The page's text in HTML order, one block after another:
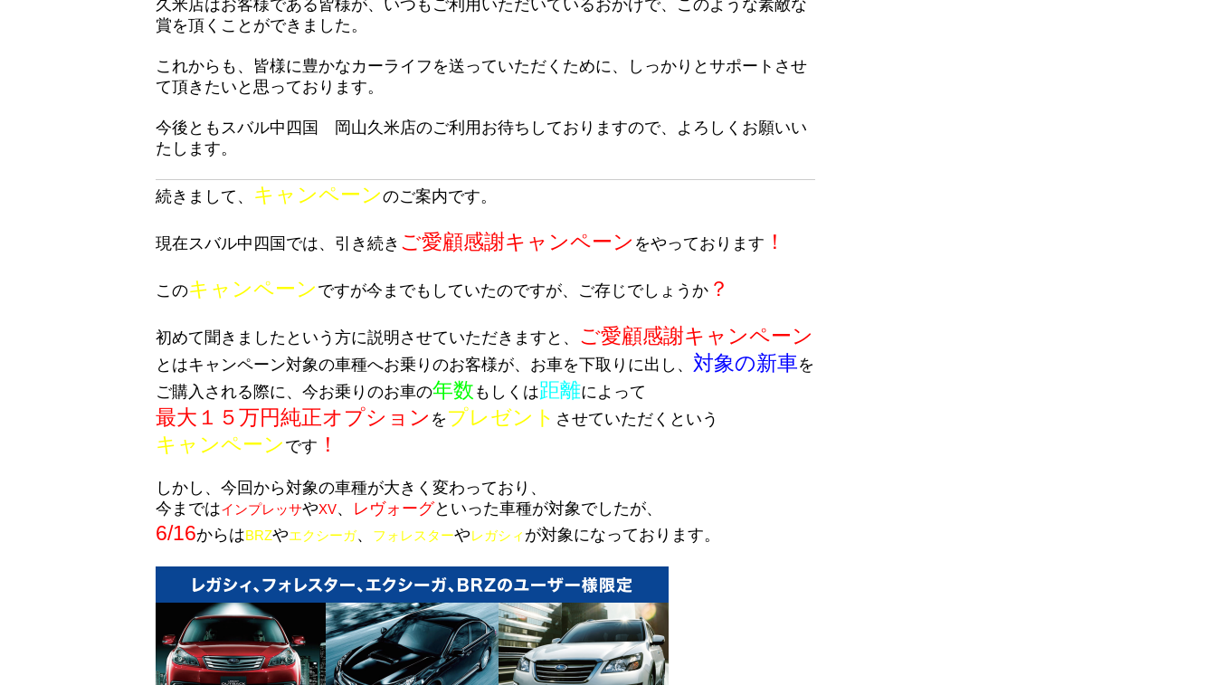
久米店はお客様である皆様が、いつもご利用いただいているおかげで、このような素敵な
賞を頂くことができました。
これからも、皆様に豊かなカーライフを送っていただくために、しっかりとサポートさせ
て頂きたいと思っております。
今後ともスバル中四国 岡山久米店のご利用お待ちしておりますので、よろしくお願いい
たします。
続きまして、 キャンペーンのご案内です。
現在スバル中四国では、引き続き ご愛顧感謝キャンペーン をやっております ！
このキャンペーン ですが今までもしていたのですが、ご存じでしょうか ？
初めて聞きましたという方に説明させていただきますと、 ご愛顧感謝キャンペーン
とはキャンペーン対象の車種へお乗りのお客様が、お車を下取りに出し、 対象の新車を
ご購入される際に、 今お乗りのお車の年数 もしくは距離によって
最大１５万円純正オプション を プレゼント させていただくという
キャンペーン です ！
しかし、 今 回から対象の車種が大きく変わっており、
今まではインプレッサやXV、 レヴォーグといった車種が対象でしたが、
6/16からはBRZやエクシーガ、 フォレスターやレガシィ が対象になっております。